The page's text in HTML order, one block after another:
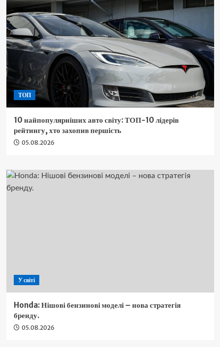
ТОП
10 найпопулярніших авто світу: ТОП-10 лідерів
рейтингу, хто захопив першість
05.08.2026
У світі
Honda: Нішові бензинові моделі – нова стратегія
бренду.
05.08.2026